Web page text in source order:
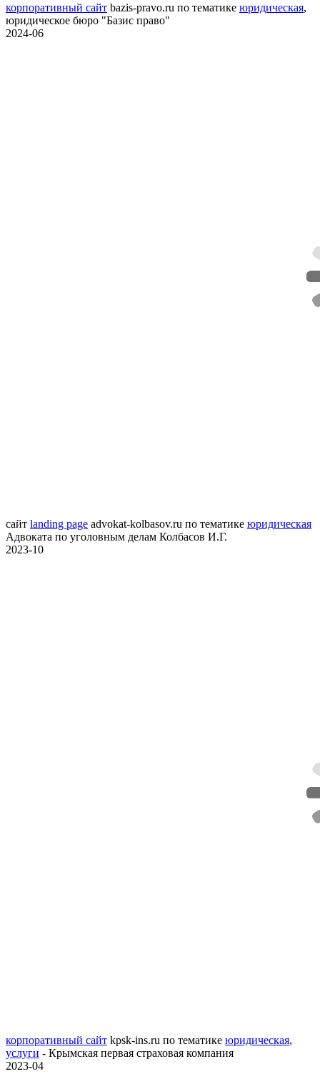
корпоративный сайт bazis-pravo.ru по тематике юридическая,
юридическое бюро "Базис право"
2024-06
сайт landing page advokat-kolbasov.ru по тематике юридическая
Адвоката по уголовным делам Колбасов И.Г.
2023-10
корпоративный сайт kpsk-ins.ru по тематике юридическая,
услуги - Крымская первая страховая компания
2023-04